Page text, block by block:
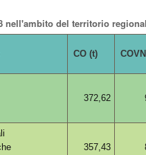
nell'ambito del territorio
CO (t)
372,62
357,43